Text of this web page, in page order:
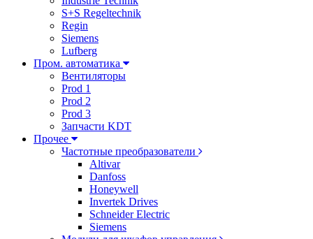
S+S Regeltechnik
Regin
Siemens
Lufberg
Пром. автоматика
Вентиляторы
Prod 1
Prod 2
Prod 3
Запчасти KDT
Прочее
Частотные преобразователи
Altivar
Danfoss
Honeywell
Invertek Drives
Schneider Electric
Siemens